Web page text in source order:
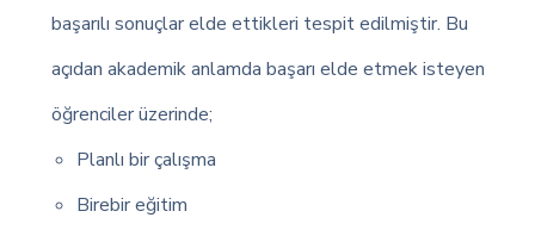
başarılı sonuçlar elde ettikleri tespit edilmiştir. Bu
açıdan akademik anlamda başarı elde etmek isteyen
öğrenciler üzerinde;
Planlı bir çalışma
Birebir eğitim